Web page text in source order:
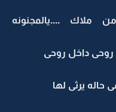
....يالمجنونه
روحى داخل روحى
يرثى لها